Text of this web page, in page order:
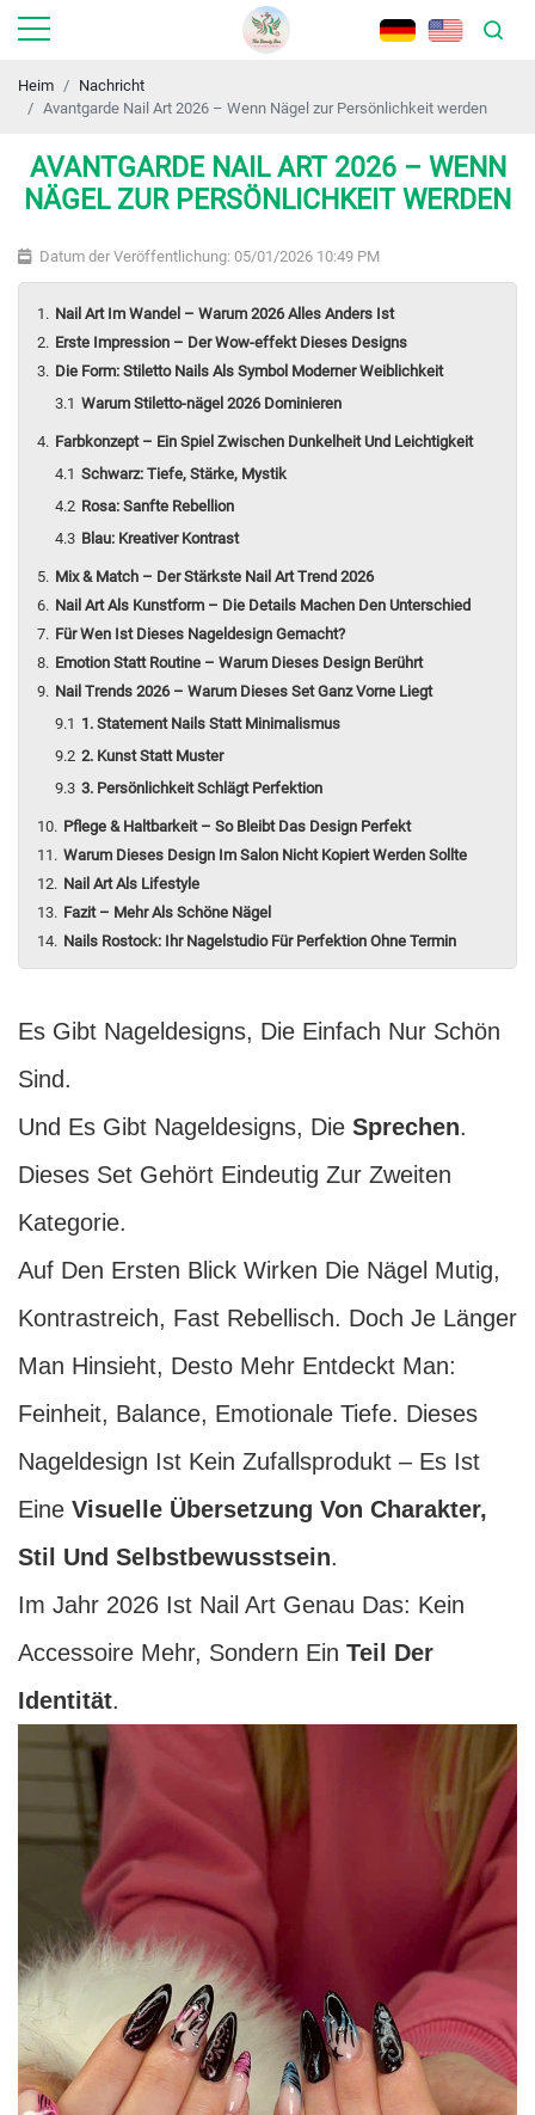
Heim
Nachricht
Avantgarde Nail Art 2026 – Wenn Nägel zur Persönlichkeit werden
AVANTGARDE NAIL ART 2026 – WENN
NÄGEL ZUR PERSÖNLICHKEIT WERDEN
Datum der Veröffentlichung: 05/01/2026 10:49 PM
Nail Art Im Wandel – Warum 2026 Alles Anders Ist
Erste Impression – Der Wow-effekt Dieses Designs
Die Form: Stiletto Nails Als Symbol Moderner Weiblichkeit
Warum Stiletto-nägel 2026 Dominieren
Farbkonzept – Ein Spiel Zwischen Dunkelheit Und Leichtigkeit
Schwarz: Tiefe, Stärke, Mystik
Rosa: Sanfte Rebellion
Blau: Kreativer Kontrast
Mix & Match – Der Stärkste Nail Art Trend 2026
Nail Art Als Kunstform – Die Details Machen Den Unterschied
Für Wen Ist Dieses Nageldesign Gemacht?
Emotion Statt Routine – Warum Dieses Design Berührt
Nail Trends 2026 – Warum Dieses Set Ganz Vorne Liegt
1. Statement Nails Statt Minimalismus
2. Kunst Statt Muster
3. Persönlichkeit Schlägt Perfektion
Pflege & Haltbarkeit – So Bleibt Das Design Perfekt
Warum Dieses Design Im Salon Nicht Kopiert Werden Sollte
Nail Art Als Lifestyle
Fazit – Mehr Als Schöne Nägel
Nails Rostock: Ihr Nagelstudio Für Perfektion Ohne Termin
Es Gibt Nageldesigns, Die Einfach Nur Schön
Sind.
Und Es Gibt Nageldesigns, Die Sprechen.
Dieses Set Gehört Eindeutig Zur Zweiten
Kategorie.
Auf Den Ersten Blick Wirken Die Nägel Mutig,
Kontrastreich, Fast Rebellisch. Doch Je Länger
Man Hinsieht, Desto Mehr Entdeckt Man:
Feinheit, Balance, Emotionale Tiefe. Dieses
Nageldesign Ist Kein Zufallsprodukt – Es Ist
Eine Visuelle Übersetzung Von Charakter,
Stil Und Selbstbewusstsein.
Im Jahr 2026 Ist Nail Art Genau Das: Kein
Accessoire Mehr, Sondern Ein Teil Der
Identität.